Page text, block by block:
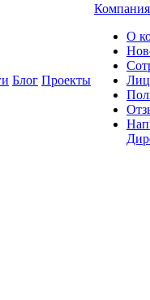
Блог Проекты
Компания
О